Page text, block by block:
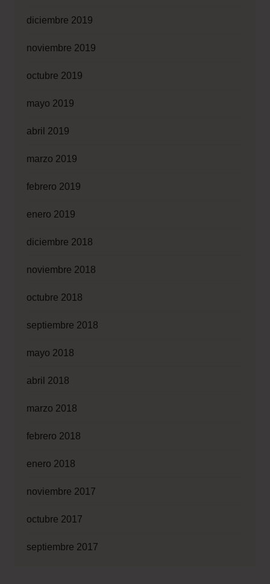
diciembre 2019
noviembre 2019
octubre 2019
mayo 2019
abril 2019
marzo 2019
febrero 2019
enero 2019
diciembre 2018
noviembre 2018
octubre 2018
septiembre 2018
mayo 2018
abril 2018
marzo 2018
febrero 2018
enero 2018
noviembre 2017
octubre 2017
septiembre 2017